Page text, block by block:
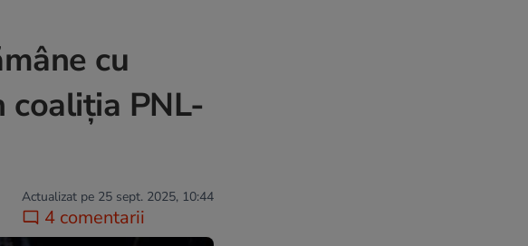
cu
coaliția PNL-
Actualizat pe 25 sept. 2025, 10:44
4 comentarii